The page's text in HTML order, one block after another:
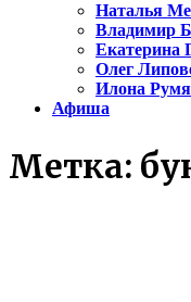
Наталья
Владимир
Екатерина
Олег
Илона
Афиша
Метка: